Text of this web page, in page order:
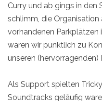
Curry und ab gings in den
schlimm, die Organisation
vorhandenen Parkplätzen
waren wir pünktlich zu
unseren (hervorragenden)
Als Support spielten
Soundtracks geläufig